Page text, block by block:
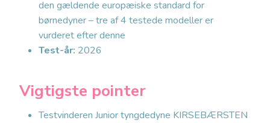
den gældende europæiske standard for
børnedyner – tre af 4 testede modeller er
vurderet efter denne
Test-år: 2026
Vigtigste pointer
Testvinderen Junior tyngdedyne KIRSEBÆRSTEN